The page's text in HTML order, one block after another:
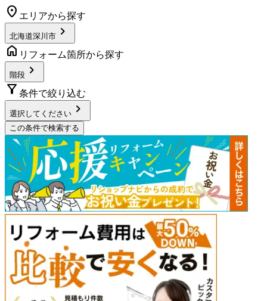
location_on エリアから探す
北海道深川市 chevron_right
home リフォーム箇所から探す
階段 chevron_right
filter_alt 条件で絞り込む
選択してください chevron_right
この条件で検索する